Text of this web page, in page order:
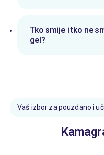
Tko smije i tko ne
gel?
Vaš izbor za pouzdano i